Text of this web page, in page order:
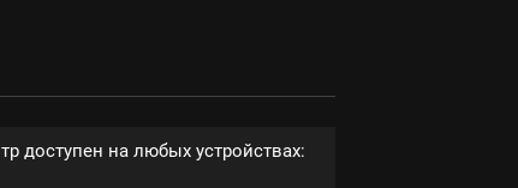
доступен на любых устройствах: